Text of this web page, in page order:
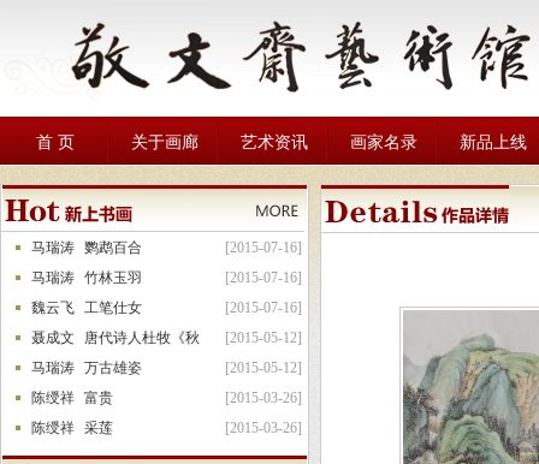
首 页 关于画廊 艺术资讯 画家名录 新品上线
马瑞涛 鹦鹉百合
[2015-07-16]
马瑞涛 竹林玉羽
[2015-07-16]
魏云飞 工笔仕女
[2015-07-16]
聂成文
唐代诗人杜牧《秋
[2015-05-12]
马瑞涛 万古雄姿
[2015-05-12]
陈绶祥 富贵
[2015-03-26]
陈绶祥 采莲 [2015-03-26]